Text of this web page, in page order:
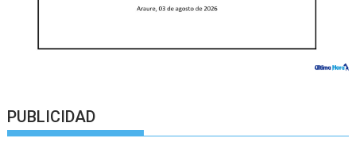
PUBLICIDAD